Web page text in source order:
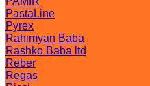
PastaLine
Pyrex
Rahimyan Baba
Rashko Baba ltd
Reber
Regas